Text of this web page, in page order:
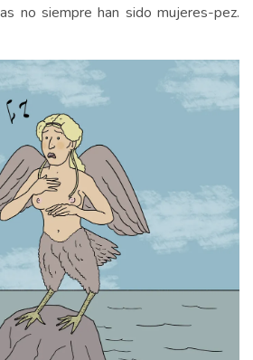
no siempre han sido mujeres-pez.